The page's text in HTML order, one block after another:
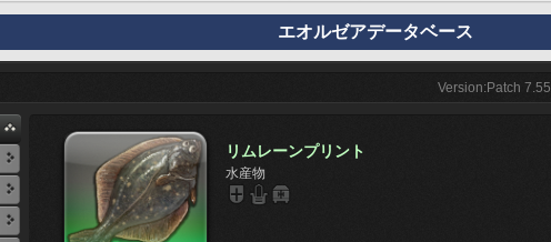
エオルゼアデータベース
Version:Patch 7.55
リムレーンプリント
水産物